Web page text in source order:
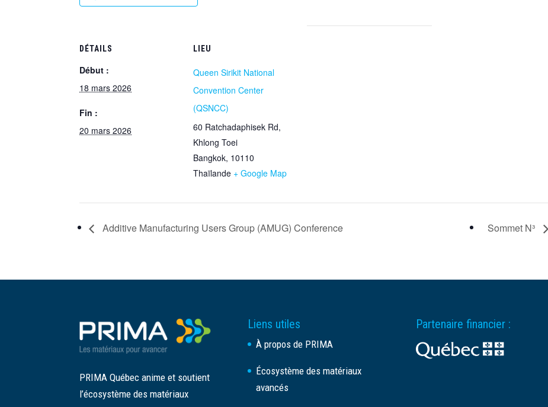
DÉTAILS
Début :
18 mars 2026
Fin :
20 mars 2026
LIEU
Queen Sirikit National
Convention Center
(QSNCC)
60 Ratchadaphisek Rd,
Khlong Toei
Bangkok, 10110
Thaïlande + Google Map
Additive Manufacturing Users Group (AMUG) Conference Sommet N³
PRIMA Québec anime et soutient
l’écosystème des matériaux
Liens utiles
À propos de PRIMA
Écosystème des matériaux
avancés
Partenaire financier :